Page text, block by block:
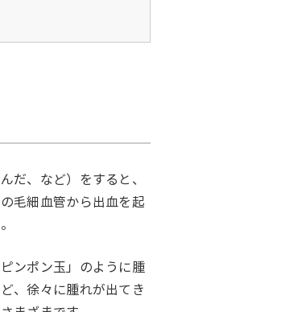
だ、など）をすると、
毛細血管から出血を起
ンポン玉」のように腫
、徐々に腫れが出てき